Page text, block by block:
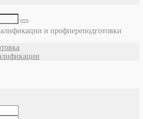
и профпереподготовки